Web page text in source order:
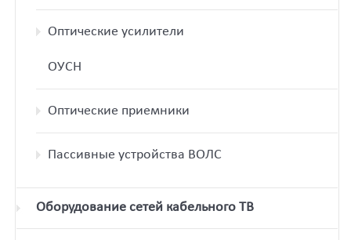
Оптические усилители
ОУСН
Оптические приемники
Пассивные устройства ВОЛС
Оборудование сетей кабельного ТВ